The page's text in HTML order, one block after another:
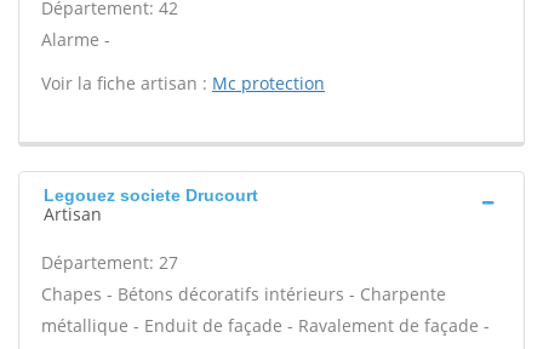
Département: 42
Alarme -
Voir la fiche artisan : Mc protection
Legouez societe Drucourt
Artisan
Département: 27
Chapes - Bétons décoratifs intérieurs - Charpente
métallique - Enduit de façade - Ravalement de façade -